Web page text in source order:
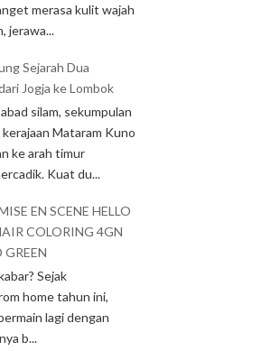
merasa kulit wajah
jerawa...
Sejarah Dua
Jogja ke Lombok
silam, sekumpulan
Mataram Kuno
ke arah timur
Kuat du...
EN SCENE HELLO
COLORING 4GN
GREEN
Sejak
home tahun ini,
lagi dengan
b...